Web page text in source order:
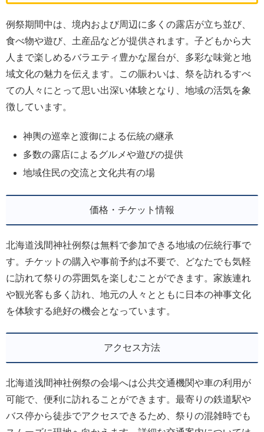
例祭期間中は、境内および周辺に多くの露店が立ち並び、
食べ物や遊び、土産品などが提供されます。子どもから大
人まで楽しめるバラエティ豊かな屋台が、多彩な味覚と地
域文化の魅力を伝えます。この賑わいは、祭を訪れるすべ
ての人々にとって思い出深い体験となり、地域の活気を象
徴しています。
神輿の巡幸と渡御による伝統の継承
多数の露店によるグルメや遊びの提供
地域住民の交流と文化共有の場
価格・チケット情報
北海道浅間神社例祭は無料で参加できる地域の伝統行事で
す。チケットの購入や事前予約は不要で、どなたでも気軽
に訪れて祭りの雰囲気を楽しむことができます。家族連れ
や観光客も多く訪れ、地元の人々とともに日本の神事文化
を体験する絶好の機会となっています。
アクセス方法
北海道浅間神社例祭の会場へは公共交通機関や車の利用が
可能で、便利に訪れることができます。最寄りの鉄道駅や
バス停から徒歩でアクセスできるため、祭りの混雑時でも